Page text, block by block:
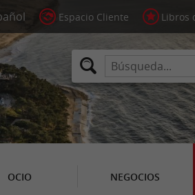
Espacio Cliente Libros
OCIO NEGOCIOS